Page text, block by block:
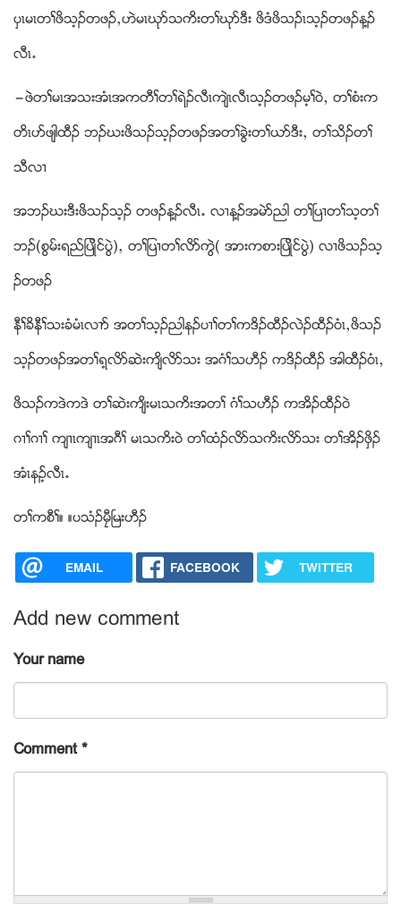
ပွၚမၚတႈဖိသ့ဥတဖဥယဟဲမၚဃုဏသကိးတႈဃုဏဒီး ဖိဒံဖိသဥၚသ့ဥတဖဥန႔ဥ
လီၚ’
”ဖဲတႈမၚအသးအံၚအကတီႈတႈရဲဥလီၚက်ဲၚလီၚသ့ဥတဖဥမ့ႈ၀ဲယ တႈစံးက
တိၚပဏဖ်ါထီဥ ဘဥဃးဖိသဥသ့ဥတဖဥအတႈခြဲးတႈဎဏဒီးယ တႈသိဥတႈ
သီလ႕
အဘဥဃးဒီးဖိသဥသ့ဥ တဖဥန႔ဥလီၚ’ လ႕န႔ဥအမဲဏညါ တႈၿပ႕တႈသ့တႈ
ဘဥ(စြမ္းရည္ျပဳိင္ပြဲ)ယ တႈျပ႕တႈလိဏကြဲ( အားကစားျပဳိင္ပြဲ) လ႕ဖိသဥသ့
ဥတဖဥ
နီႈခိနီႈသးခံမံၚလ႕ဏ အတႈသ့ဥညါနဥပ႕ႈတႈကဒိဥထီဥလဲဥထီဥ၀ံၚယဖိသဥ
သ့ဥတဖဥအတႈရ့လိဏဆဲးက်ိလိဏသး အဂံႈသဟီဥ ကဒိဥထီဥ အါထီဥ၀ံၚယ
ဖိသဥကဒဲကဒဲ တႈဆဲးက်ိးမၚသကိးအတႈ ဂံႈသဟီဥ ကအိဥထီဥ၀ဲ
ဂ႕ႈဂ႕ႈ က်႕ၚက်႕ၚအဂီႈ မၚသကိး၀ဲ တႈထံဥလိဏသကိးလိဏသး တႈအိဥဖွိဥ
အံၚနဥ့လီၚ’
တႈကစီႈ။ ။ပသံဥမေီၿမးဟီဥ
EMAIL FACEBOOK TWITTER
Add new comment
Your name
Comment*